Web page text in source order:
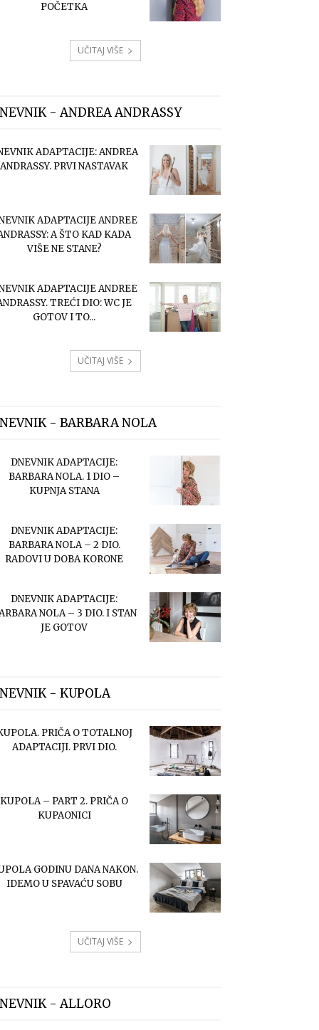
POČETKA
UČITAJ VIŠE
- ANDREA ANDRASSY
ADAPTACIJE: ANDREA
ANDRASSY. PRVI NASTAVAK
ADAPTACIJE ANDREE
A ŠTO KAD KADA
VIŠE NE STANE?
ADAPTACIJE ANDREE
TREĆI DIO: WC JE
GOTOV I TO...
UČITAJ VIŠE
- BARBARA NOLA
DNEVNIK ADAPTACIJE:
BARBARA NOLA. 1 DIO –
KUPNJA STANA
DNEVNIK ADAPTACIJE:
BARBARA NOLA – 2 DIO.
RADOVI U DOBA KORONE
DNEVNIK ADAPTACIJE:
NOLA – 3 DIO. I STAN
JE GOTOV
- KUPOLA
PRIČA O TOTALNOJ
ADAPTACIJI. PRVI DIO.
KUPOLA – PART 2. PRIČA O
KUPAONICI
GODINU DANA NAKON.
IDEMO U SPAVAĆU SOBU
UČITAJ VIŠE
- ALLORO